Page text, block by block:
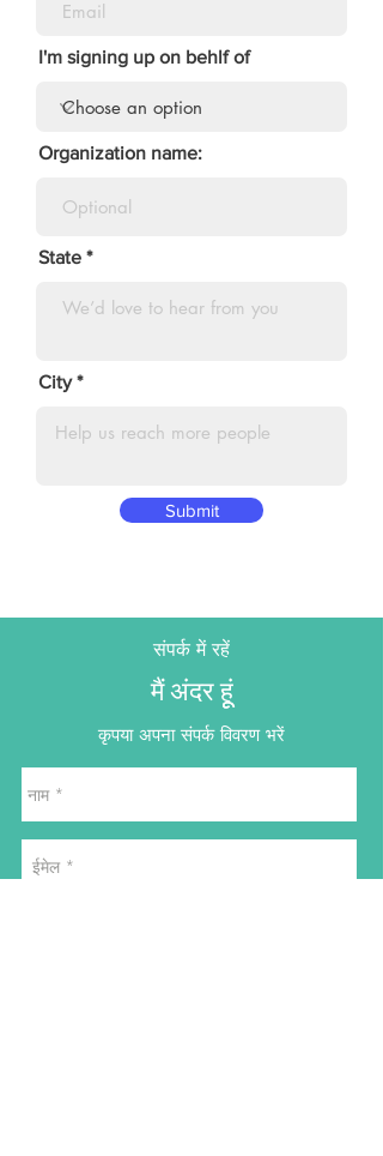
I'm signing up on behlf of
Organization name:
State
City
Submit
संपर्क में रहें
मैं अंदर हूूं
कृपया अपना संपर्क विवरण भरें